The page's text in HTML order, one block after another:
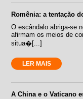
Romênia: a tentação
O escândalo abriga-se
afirmam os meios de
situa�[...]
LER MAIS
A China e o Vaticano